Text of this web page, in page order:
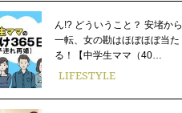
ん!? どういうこと？ 安堵から
一転、女の勘はほぼほぼ当た
る！【中学生ママ（40…
LIFESTYLE